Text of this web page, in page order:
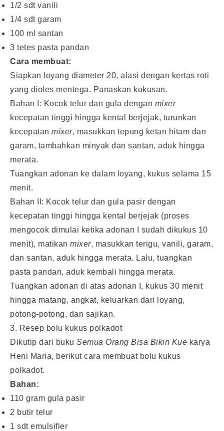
1/2 sdt vanili
1/4 sdt garam
100 ml santan
3 tetes pasta pandan
Cara membuat:
Siapkan loyang diameter 20, alasi dengan kertas roti
yang dioles mentega. Panaskan kukusan.
Bahan I: Kocok telur dan gula dengan mixer
kecepatan tinggi hingga kental berjejak, turunkan
kecepatan mixer, masukkan tepung ketan hitam dan
garam, tambahkan minyak dan santan, aduk hingga
merata.
Tuangkan adonan ke dalam loyang, kukus selama 15
menit.
Bahan II: Kocok telur dan gula pasir dengan
kecepatan tinggi hingga kental berjejak (proses
mengocok dimulai ketika adonan I sudah dikukus 10
menit), matikan mixer, masukkan terigu, vanili, garam,
dan santan, aduk hingga merata. Lalu, tuangkan
pasta pandan, aduk kembali hingga merata.
Tuangkan adonan di atas adonan I, kukus 30 menit
hingga matang, angkat, keluarkan dari loyang,
potong-potong, dan sajikan.
3. Resep bolu kukus polkadot
Dikutip dari buku Semua Orang Bisa Bikin Kue karya
Heni Maria, berikut cara membuat bolu kukus
polkadot.
Bahan:
110 gram gula pasir
2 butir telur
1 sdt emulsifier